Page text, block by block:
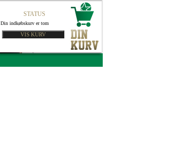
STATUS
Din indkøbskurv er tom